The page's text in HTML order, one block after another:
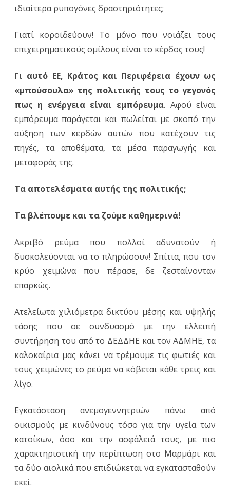
ιδιαίτερα ρυπογόνες δραστηριότητες;
Γιατί κοροϊδεύουν! Το μόνο που νοιάζει τους
επιχειρηματικούς ομίλους είναι το κέρδος τους!
Γι αυτό ΕΕ, Κράτος και Περιφέρεια έχουν ως
«μπούσουλα» της πολιτικής τους το γεγονός
πως η ενέργεια είναι εμπόρευμα. Αφού είναι
εμπόρευμα παράγεται και πωλείται με σκοπό την
αύξηση των κερδών αυτών που κατέχουν τις
πηγές, τα αποθέματα, τα μέσα παραγωγής και
μεταφοράς της.
Τα αποτελέσματα αυτής της πολιτικής;
Τα βλέπουμε και τα ζούμε καθημερινά!
Ακριβό ρεύμα που πολλοί αδυνατούν ή
δυσκολεύονται να το πληρώσουν! Σπίτια, που τον
κρύο χειμώνα που πέρασε, δε ζεσταίνονταν
επαρκώς.
Ατελείωτα χιλιόμετρα δικτύου μέσης και υψηλής
τάσης που σε συνδυασμό με την ελλειπή
συντήρηση του από το ΔΕΔΔΗΕ και τον ΑΔΜΗΕ, τα
καλοκαίρια μας κάνει να τρέμουμε τις φωτιές και
τους χειμώνες το ρεύμα να κόβεται κάθε τρεις και
λίγο.
Εγκατάσταση ανεμογεννητριών πάνω από
οικισμούς με κινδύνους τόσο για την υγεία των
κατοίκων, όσο και την ασφάλειά τους, με πιο
χαρακτηριστική την περίπτωση στο Μαρμάρι και
τα δύο αιολικά που επιδιώκεται να εγκατασταθούν
εκεί.